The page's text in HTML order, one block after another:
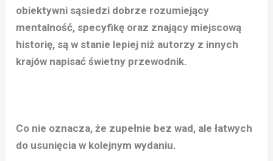
obiektywni sąsiedzi dobrze rozumiejący
mentalność, specyfikę oraz znający miejscową
historię, są w stanie lepiej niż autorzy z innych
krajów napisać świetny przewodnik.
Co nie oznacza, że zupełnie bez wad, ale łatwych
do usunięcia w kolejnym wydaniu.